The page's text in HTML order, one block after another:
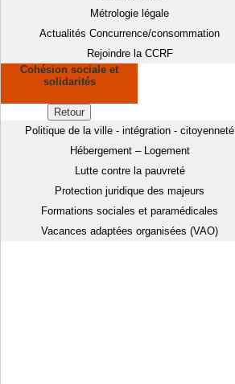
Métrologie légale
Actualités Concurrence/consommation
Rejoindre la CCRF
Cohésion sociale et
solidarités
Retour
Politique de la ville - intégration - citoyenneté
Hébergement – Logement
Lutte contre la pauvreté
Protection juridique des majeurs
Formations sociales et paramédicales
Vacances adaptées organisées (VAO)